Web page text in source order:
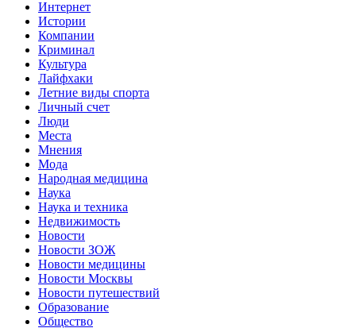
Интернет
Истории
Компании
Криминал
Культура
Лайфхаки
Летние виды спорта
Личный счет
Люди
Места
Мнения
Мода
Народная медицина
Наука
Наука и техника
Недвижимость
Новости
Новости ЗОЖ
Новости медицины
Новости Москвы
Новости путешествий
Образование
Общество